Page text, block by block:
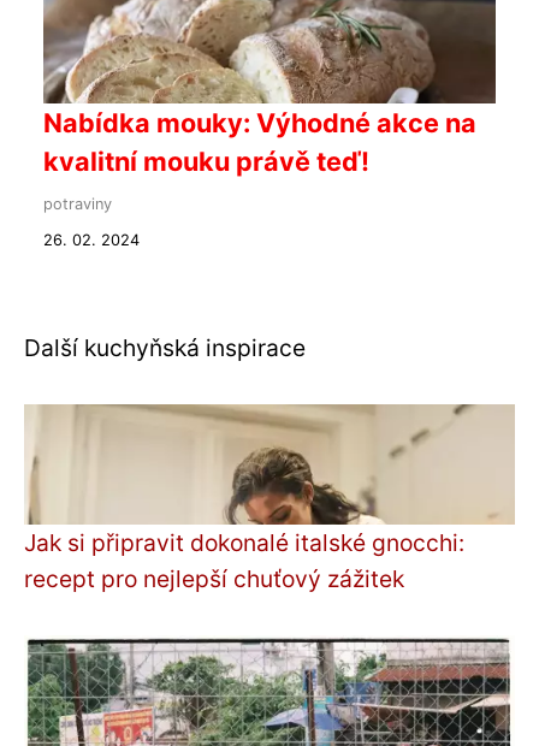
Nabídka mouky: Výhodné akce na
kvalitní mouku právě teď!
potraviny
26. 02. 2024
Další kuchyňská inspirace
Jak si připravit dokonalé italské gnocchi:
recept pro nejlepší chuťový zážitek